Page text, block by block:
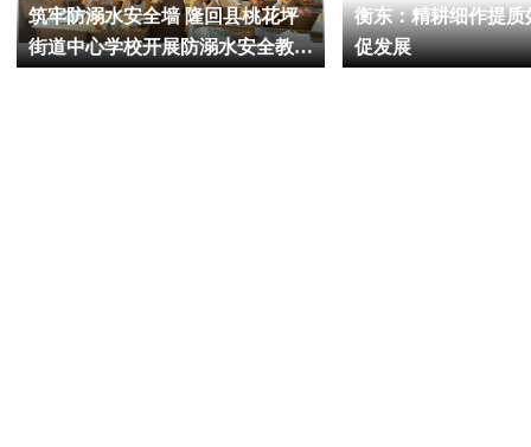
筑牢防溺水安全墙 隆回县桃花坪
街道中心学校开展防溺水安全教育
衡东：精耕细作提质
促发展